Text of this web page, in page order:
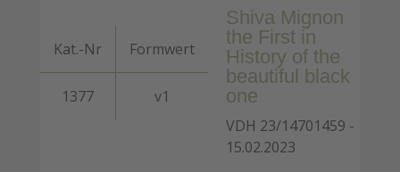
Kat.-Nr Formwert
1377 v1
Shiva Mignon
the First in
History of the
beautiful black
one
VDH 23/14701459 -
15.02.2023